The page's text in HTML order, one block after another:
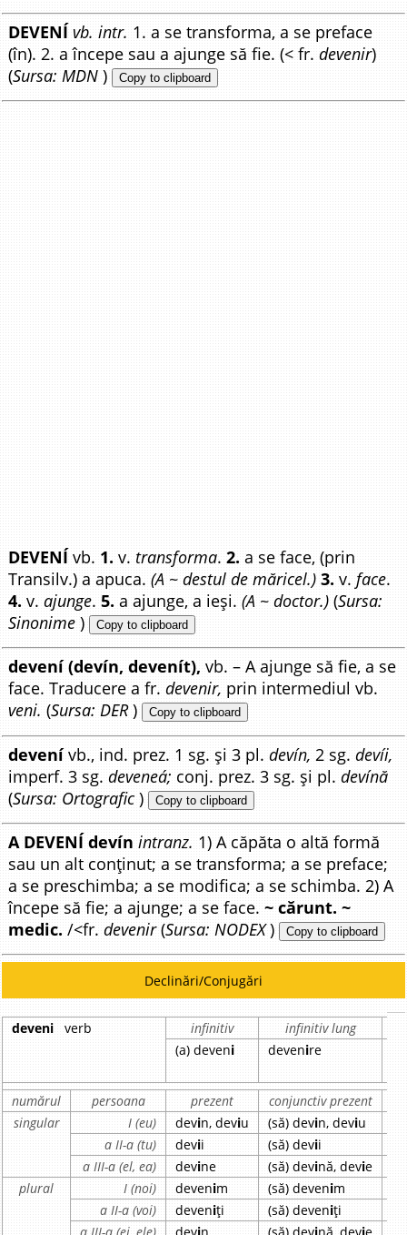
DEVENÍ vb. intr. 1. a se transforma, a se preface
(în). 2. a începe sau a ajunge să fie. (< fr.devenir)
(Sursa: MDN ) Copy to clipboard
DEVENÍ vb. 1. v. transforma.2. a se face, (prin
Transilv.) a apuca.(A ~ destul de măricel.) 3. v.face.
4. v.ajunge.5. a ajunge, a ieși.(A ~ doctor.) (Sursa:
Sinonime ) Copy to clipboard
devení (devín, devenít), vb. – A ajunge să fie, a se
face. Traducere a fr.devenir, prin intermediul vb.
veni. (Sursa: DER) Copy to clipboard
devenívb., ind. prez. 1 sg. și 3 pl.devín, 2 sg.devíi,
imperf. 3 sg.deveneá; conj. prez. 3 sg. și pl.devínă
(Sursa: Ortografic ) Copy to clipboard
A DEVENÍ devín intranz. 1) A căpăta o altă formă
sau un alt conținut; a se transforma; a se preface;
a se preschimba; a se modifica; a se schimba. 2) A
începe să fie; a ajunge; a se face.~ cărunt. ~
medic. /<fr.devenir(Sursa: NODEX) Copy to clipboard
Declinări/Conjugări
deveni verb infinitiv infinitiv lung
(a) deveni devenire
numărul persoana prezent conjunctiv prezent
singular
I (eu) devin, deviu (să) devin, deviu
a II-a (tu)
devii (să) devii
a III-a (el, ea)
devine (să) devină, devie
plural
I (noi) devenim (să) devenim
a II-a (voi)
deveniți (să) deveniți